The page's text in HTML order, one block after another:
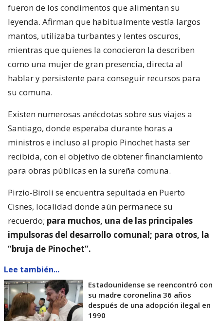
fueron de los condimentos que alimentan su
leyenda. Afirman que habitualmente vestía largos
mantos, utilizaba turbantes y lentes oscuros,
mientras que quienes la conocieron la describen
como una mujer de gran presencia, directa al
hablar y persistente para conseguir recursos para
su comuna.
Existen numerosas anécdotas sobre sus viajes a
Santiago, donde esperaba durante horas a
ministros e incluso al propio Pinochet hasta ser
recibida, con el objetivo de obtener financiamiento
para obras públicas en la sureña comuna.
Pirzio-Biroli se encuentra sepultada en Puerto
Cisnes, localidad donde aún permanece su
recuerdo; para muchos, una de las principales
impulsoras del desarrollo comunal; para otros, la
“bruja de Pinochet”.
Lee también...
Estadounidense se reencontró con
su madre coronelina 36 años
después de una adopción ilegal en
1990